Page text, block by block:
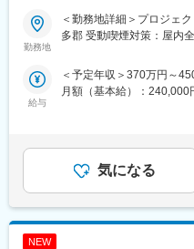
スタート。並行してeラー
リアアドバイザーによる
ロジェクトリーダーと面
て適切なプロジェクトに
※eラーニング研修
携帯電話・PCから24時間
テキストを用いて勉強が
<研修内容例>
います。メンテナンス・
クトに携わっていただき
【アサイン業務例】
■当社の魅力
幅広い分野の案件に携わ
プが可能です。また、当
業種を固定せずに様々な
勤務地
＜勤務地詳細＞プロジェ
多郡 受動喫煙対策：屋内
給与
＜予定年収＞370万円～
月額（基本給）：
金額であり、選考を通じ
は固定手当を含めた表記で
気になる
NEW